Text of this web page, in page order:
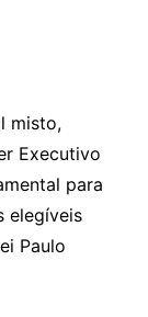
misto,
Executivo
para
elegíveis
Paulo